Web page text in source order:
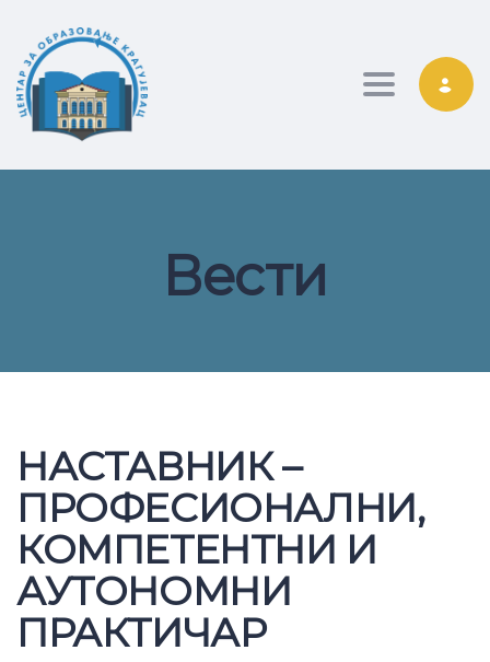
Toggle
Вести
НАСТАВНИК –
ПРОФЕСИОНАЛНИ,
КОМПЕТЕНТНИ И
АУТОНОМНИ
ПРАКТИЧАР